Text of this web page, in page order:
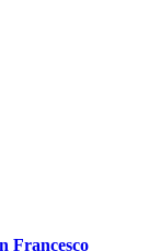
Francesco